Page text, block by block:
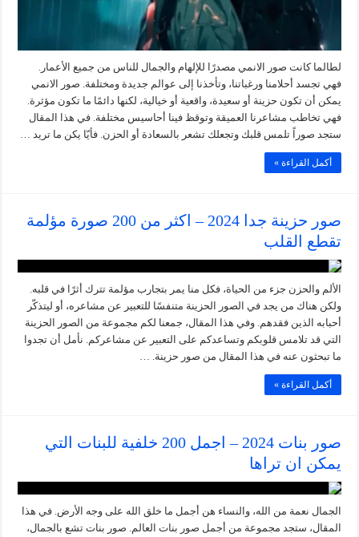
لطالما كانت صور الانمي مصدرًا للإلهام والجمال للناس من جميع الأعمار.
فهي تجسد أحلامنا ورغباتنا، وتأخذنا إلى عوالم جديدة ومختلفة. صور الانمي
يمكن أن تكون حزينة أو سعيدة، واقعية أو خيالية، لكنها دائمًا ما تكون مؤثرة.
فهي تخاطب مشاعرنا العميقة وتوقظ فينا أحاسيس مختلفة. في هذا المقال
ستجد صوراً تلمس قلبك وتجعلك تشعر بالسعادة أو الحزن. فأيّا يكن ما تريد …
أكمل القراءة »
صور حزينة جدا 2024 – اكثر من 200 صورة مؤلمة
تقطع القلب
الألم والحزن جزء من الحياة، فكل منا يمر بتجارب مؤلمة تترك أثرًا في قلبه.
ولكن هناك من يجد في الصور الحزينة متنفسًا للتعبير عن مشاعره، أو ليتذكّر
أحبابه الذين فقدهم. وفي هذا المقال، جمعنا لكم مجموعة من الصور الحزينة
التي قد تلامس قلوبكم وتساعدكم على التعبير عن مشاعركم. نأمل أن تجدوا
ما تبحثون عنه في هذا المقال من صور حزينة. …
أكمل القراءة »
صور بنات 2024 – اجمل 200 خلفية للبنات التي
يمكن ان تراها
الجمال نعمة من الله، والنساء هن أجمل ما خلق الله على وجه الأرض. في هذا
المقال، ستجد مجموعة من أجمل صور بنات العالم. صور بنات تشع بالجمال،